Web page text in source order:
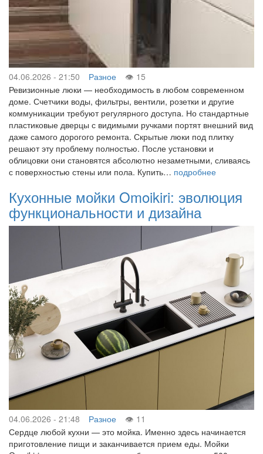
04.06.2026 - 21:50 Разное
15
Ревизионные люки — необходимость в любом современном
доме. Счетчики воды, фильтры, вентили, розетки и другие
коммуникации требуют регулярного доступа. Но стандартные
пластиковые дверцы с видимыми ручками портят внешний вид
даже самого дорогого ремонта. Скрытые люки под плитку
решают эту проблему полностью. После установки и
облицовки они становятся абсолютно незаметными, сливаясь
с поверхностью стены или пола. Купить… подробнее
Кухонные мойки Omoikiri: эволюция
функциональности и дизайна
04.06.2026 - 21:48 Разное
11
Сердце любой кухни — это мойка. Именно здесь начинается
приготовление пищи и заканчивается прием еды. Мойки